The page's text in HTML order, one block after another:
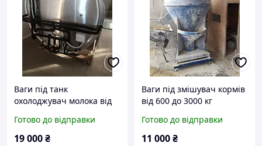
Ваги під танк
охолоджувач молока від
Готово до відправки
19 000₴
Ваги під змішувач кормів
від 600 до 3000 кг
Готово до відправки
11 000₴